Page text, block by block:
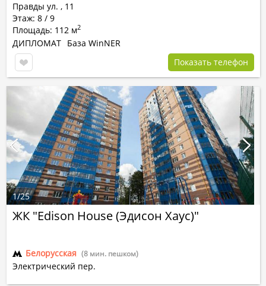
Правды ул. , 11
Этаж: 8 / 9
Площадь: 112 м2
ДИПЛОМАТ База WinNER
Показать телефон
ЖК "Edison House (Эдисон Хаус)"
Белорусская (8 мин. пешком)
Электрический пер.
1/25